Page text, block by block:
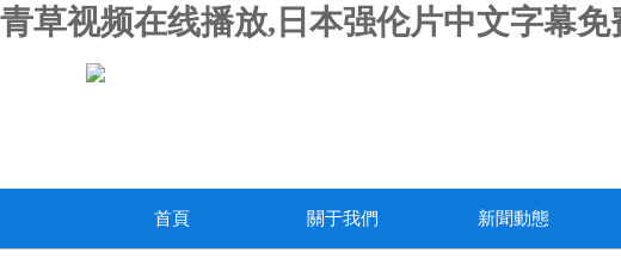
青草视频在线播放,日本强伦片中文字幕
首頁 關于我們 新聞動態